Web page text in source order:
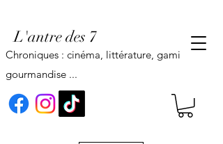
L'antre des 7
Chroniques : cinéma, littérature, gaming,
gourmandise ...